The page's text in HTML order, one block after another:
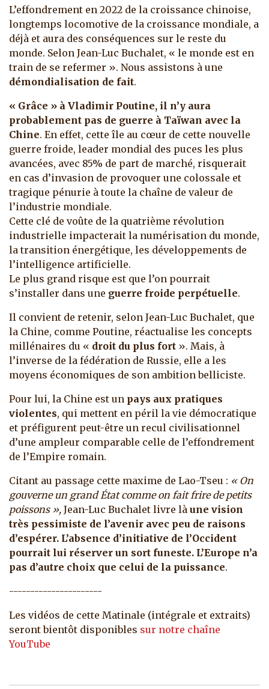
L’effondrement en 2022 de la croissance chinoise,
longtemps locomotive de la croissance mondiale, a
déjà et aura des conséquences sur le reste du
monde. Selon Jean-Luc Buchalet, « le monde est en
train de se refermer ». Nous assistons à une
démondialisation de fait.
« Grâce » à Vladimir Poutine, il n’y aura
probablement pas de guerre à Taïwan avec la
Chine. En effet, cette île au cœur de cette nouvelle
guerre froide, leader mondial des puces les plus
avancées, avec 85% de part de marché, risquerait
en cas d’invasion de provoquer une colossale et
tragique pénurie à toute la chaîne de valeur de
l’industrie mondiale.
Cette clé de voûte de la quatrième révolution
industrielle impacterait la numérisation du monde,
la transition énergétique, les développements de
l’intelligence artificielle.
Le plus grand risque est que l’on pourrait
s’installer dans une guerre froide perpétuelle.
Il convient de retenir, selon Jean-Luc Buchalet, que
la Chine, comme Poutine, réactualise les concepts
millénaires du « droit du plus fort ». Mais, à
l’inverse de la fédération de Russie, elle a les
moyens économiques de son ambition belliciste.
Pour lui, la Chine est un pays aux pratiques
violentes, qui mettent en péril la vie démocratique
et préfigurent peut-être un recul civilisationnel
d’une ampleur comparable celle de l’effondrement
de l’Empire romain.
Citant au passage cette maxime de Lao-Tseu : « On
gouverne un grand État comme on fait frire de petits
poissons », Jean-Luc Buchalet livre là une vision
très pessimiste de l’avenir avec peu de raisons
d’espérer. L’absence d’initiative de l’Occident
pourrait lui réserver un sort funeste. L’Europe n’a
pas d’autre choix que celui de la puissance.
----------------------
Les vidéos de cette Matinale (intégrale et extraits)
seront bientôt disponibles sur notre chaîne
YouTube